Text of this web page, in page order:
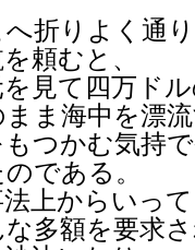
へ折りよく通
頼むと、
を見て四万ド
まま海中を漂
つかむ気持
である。
上からいっ
な多額を要求